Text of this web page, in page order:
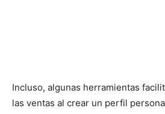
Incluso, algunas herramientas
las ventas al crear un perfil